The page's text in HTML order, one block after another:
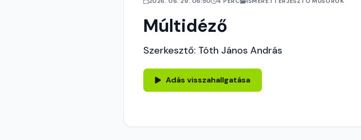
Múltidéző
Szerkesztő: Tóth János András
Adás visszahallgatása